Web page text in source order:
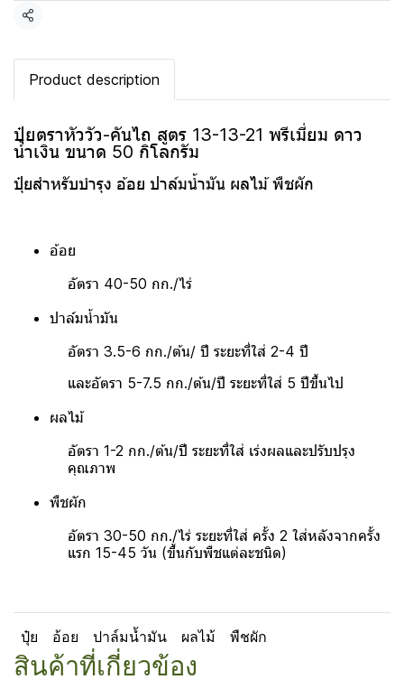
แชร์
Product description
ปุ๋ยตราหัววัว-คันไถ สูตร 13-13-21 พรีเมี่ยม ดาว
น้ำเงิน ขนาด 50 กิโลกรัม
ปุ๋ยสำหรับบำรุง อ้อย ปาล์มน้ำมัน ผลไม้ พืชผัก
อ้อย
อัตรา 40-50 กก./ไร่
ปาล์มน้ำมัน
อัตรา 3.5-6 กก./ต้น/ ปี ระยะที่ใส่ 2-4 ปี
และอัตรา 5-7.5 กก./ต้น/ปี ระยะที่ใส่ 5 ปีขึ้นไป
ผลไม้
อัตรา 1-2 กก./ต้น/ปี ระยะที่ใส่ เร่งผลและปรับปรุง
คุณภาพ
พืชผัก
อัตรา 30-50 กก./ไร่ ระยะที่ใส่ ครั้ง 2 ใส่หลังจากครั้ง
แรก 15-45 วัน (ขึ้นกับพืชแต่ละชนิด)
ปุ๋ย อ้อย ปาล์มน้ำมัน ผลไม้ พืชผัก
สินค้าที่เกี่ยวข้อง